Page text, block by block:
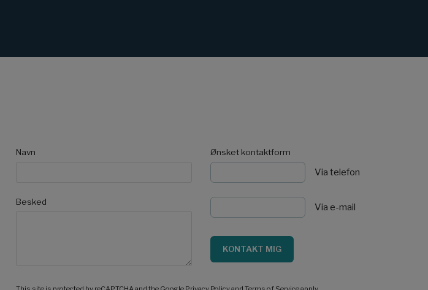
Navn
Besked
Ønsket kontaktform
Via telefon
Via e-mail
KONTAKT MIG